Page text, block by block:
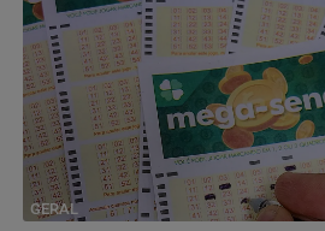
GERAL